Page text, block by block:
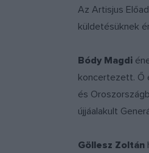
Az Artisjus
küldetésüknek
Bódy Magdi
koncertezett. Ő
és
újjáalakult
Göllesz Zoltán